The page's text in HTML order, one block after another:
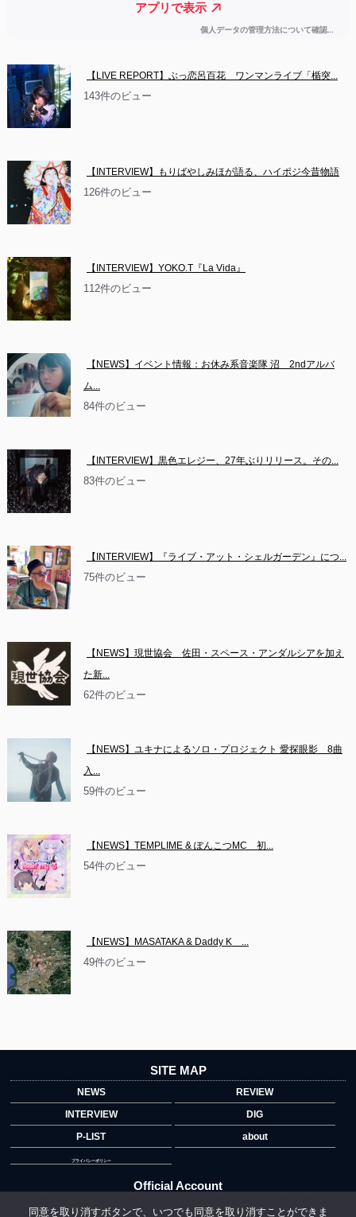
【LIVE REPORT】ぶっ恋呂百花　ワンマンライブ「楯突...
143件のビュー
【INTERVIEW】もりばやしみほが語る、ハイポジ今昔物語
126件のビュー
【INTERVIEW】YOKO.T『La Vida』
112件のビュー
【NEWS】イベント情報：お休み系音楽隊 沼　2ndアルバ
ム...
84件のビュー
【INTERVIEW】黒色エレジー、27年ぶりリリース。その...
83件のビュー
【INTERVIEW】『ライブ・アット・シェルガーデン』につ...
75件のビュー
【NEWS】現世協会　佐田・スペース・アンダルシアを加え
た新...
62件のビュー
【NEWS】ユキナによるソロ・プロジェクト 愛探眼影　8曲
入...
59件のビュー
【NEWS】TEMPLIME & ぽんこつMC　初...
54件のビュー
【NEWS】MASATAKA & Daddy K　...
49件のビュー
SITE MAP
NEWS
REVIEW
INTERVIEW
DIG
P-LIST
about
プライバシーポリシー
Official Account
同意を取り消すボタンで、いつでも同意を取り消すことができま